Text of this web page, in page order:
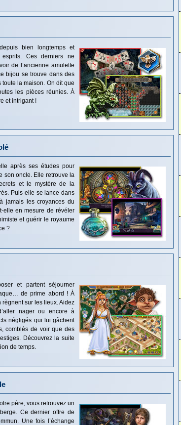
bien longtemps et
Ces derniers ne
de l’ancienne amulette
bijou se trouve dans des
la maison. On dit que
les pièces réunies. À
et intrigant !
après ses études pour
son oncle. Elle retrouve la
et le mystère de la
Puis elle se lance dans
jamais les croyances du
elle en mesure de révéler
et guérir le royaume
?
et partent séjourner
de prime abord ! À
règnent sur les lieux. Aidez
nager ou encore à
négligés qui lui gâchent
comblés de voir que des
Découvrez la suite
de temps.
père, vous retrouvez un
Ce dernier offre de
Une fois l’échange